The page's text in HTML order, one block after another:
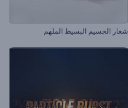
شعار الجسيم البسيط الملهم